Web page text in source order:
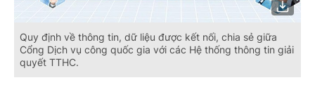
Quy định về thông tin, dữ liệu được kết nối, chia sẻ giữa
Cổng Dịch vụ công quốc gia với các Hệ thống thông tin giải
quyết TTHC.